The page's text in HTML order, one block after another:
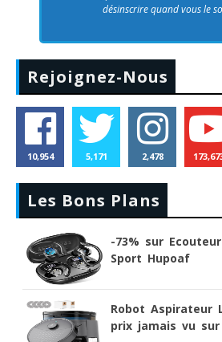
désinscrire quand vous le
Rejoignez-Nous
10,954 5,171 2,478
Les Bons Plans
-73% sur
Sport Hupoaf
Robot Aspirateur
prix jamais vu sur